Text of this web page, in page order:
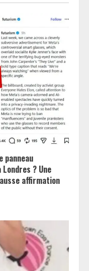
panneau
? Une
affirmation